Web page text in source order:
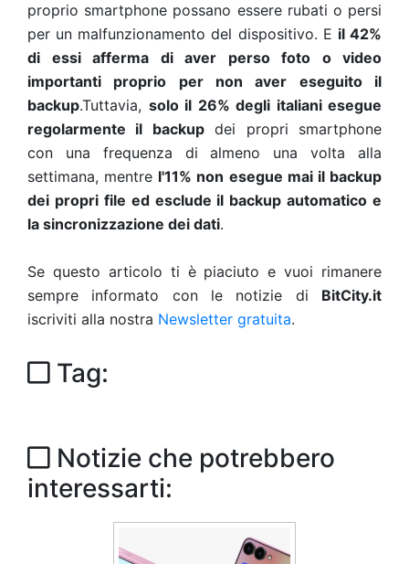
proprio smartphone possano essere rubati o persi
per un malfunzionamento del dispositivo. E il 42%
di essi afferma di aver perso foto o video
importanti proprio per non aver eseguito il
backup.Tuttavia, solo il 26% degli italiani esegue
regolarmente il backupdei propri smartphone
con una frequenza di almeno una volta alla
settimana, mentre l'11% non esegue mai il backup
dei propri file ed esclude il backup automatico e
la sincronizzazione dei dati.
Se questo articolo ti è piaciuto e vuoi rimanere
sempre informato con le notizie di BitCity.it
iscriviti alla nostra Newsletter gratuita.
Tag:
Notizie che potrebbero
interessarti: